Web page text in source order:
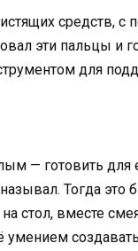
средств, с
эти пальцы и
для
— готовить для
Тогда
стол, вместе
умением